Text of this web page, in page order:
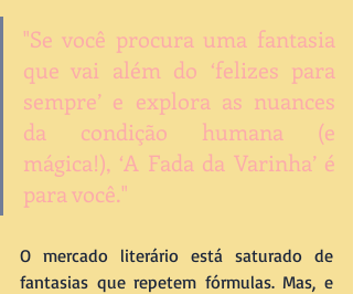
"Se você procura uma fantasia
que vai além do ‘felizes para
sempre’ e explora as nuances
da condição humana (e
mágica!), ‘A Fada da Varinha’ é
para você."
O mercado literário está saturado de
fantasias que repetem fórmulas. Mas, e